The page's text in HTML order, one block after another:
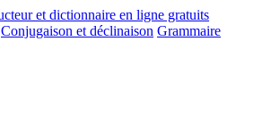
Conjugaison et déclinaison Grammaire